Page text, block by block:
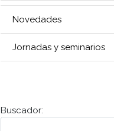
Novedades
Jornadas y seminarios
Buscador: